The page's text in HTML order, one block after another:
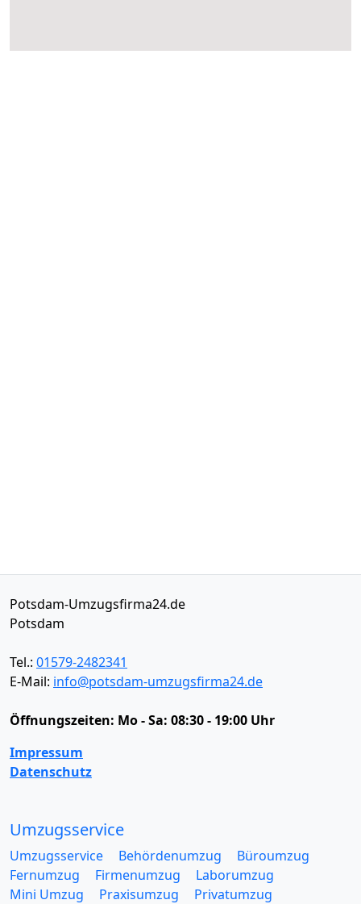
Potsdam-Umzugsfirma24.de
Potsdam
Tel.: 01579-2482341
E-Mail: info@potsdam-umzugsfirma24.de
Öffnungszeiten: Mo - Sa: 08:30 - 19:00 Uhr
Impressum
Datenschutz
Umzugsservice
Umzugsservice Behördenumzug
Büroumzug
Fernumzug
Firmenumzug
Laborumzug
Mini Umzug
Praxisumzug
Privatumzug